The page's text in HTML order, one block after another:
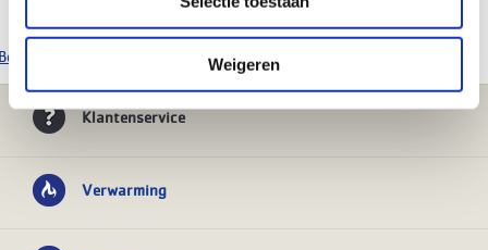
Weigeren
alle Honeywell Home producten
Klantenservice
Verwarming